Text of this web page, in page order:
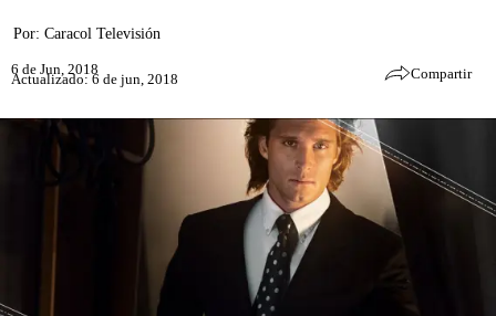
Por: Caracol Televisión
6 de Jun, 2018
Actualizado: 6 de jun, 2018 Compartir